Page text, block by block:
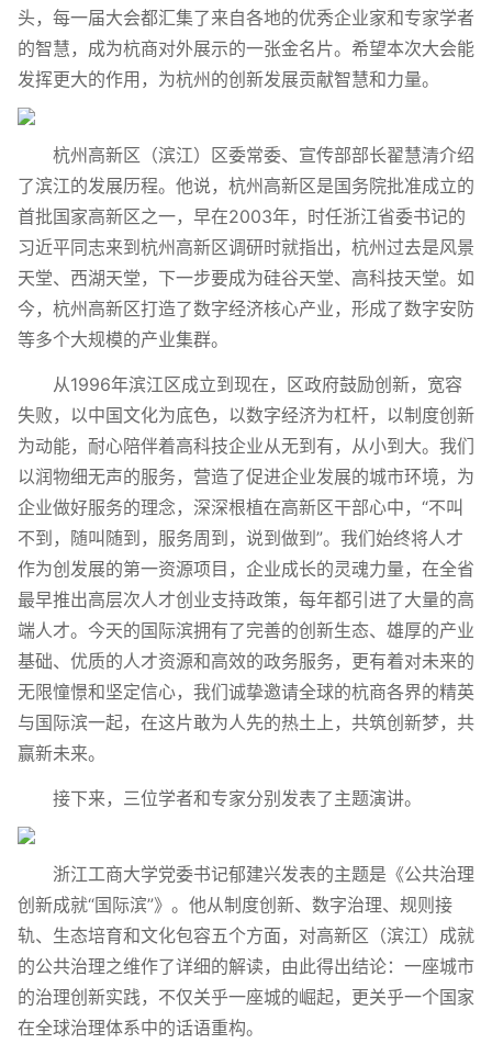
头，每一届大会都汇集了来自各地的优秀企业家和专家学者
的智慧，成为杭商对外展示的一张金名片。希望本次大会能
发挥更大的作用，为杭州的创新发展贡献智慧和力量。
杭州高新区（滨江）区委常委、宣传部部长翟慧清介绍
了滨江的发展历程。他说，杭州高新区是国务院批准成立的
首批国家高新区之一，早在2003年，时任浙江省委书记的
习近平同志来到杭州高新区调研时就指出，杭州过去是风景
天堂、西湖天堂，下一步要成为硅谷天堂、高科技天堂。如
今，杭州高新区打造了数字经济核心产业，形成了数字安防
等多个大规模的产业集群。
从1996年滨江区成立到现在，区政府鼓励创新，宽容
失败，以中国文化为底色，以数字经济为杠杆，以制度创新
为动能，耐心陪伴着高科技企业从无到有，从小到大。我们
以润物细无声的服务，营造了促进企业发展的城市环境，为
企业做好服务的理念，深深根植在高新区干部心中，“不叫
不到，随叫随到，服务周到，说到做到”。我们始终将人才
作为创发展的第一资源项目，企业成长的灵魂力量，在全省
最早推出高层次人才创业支持政策，每年都引进了大量的高
端人才。今天的国际滨拥有了完善的创新生态、雄厚的产业
基础、优质的人才资源和高效的政务服务，更有着对未来的
无限憧憬和坚定信心，我们诚挚邀请全球的杭商各界的精英
与国际滨一起，在这片敢为人先的热土上，共筑创新梦，共
赢新未来。
接下来，三位学者和专家分别发表了主题演讲。
浙江工商大学党委书记郁建兴发表的主题是《公共治理
创新成就“国际滨”》。他从制度创新、数字治理、规则接
轨、生态培育和文化包容五个方面，对高新区（滨江）成就
的公共治理之维作了详细的解读，由此得出结论：一座城市
的治理创新实践，不仅关乎一座城的崛起，更关乎一个国家
在全球治理体系中的话语重构。